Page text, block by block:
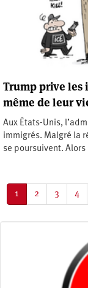
Trump prive les
même de leur
Aux États-Unis,
immigrés. Malgré la
se poursuivent.
Page
courante
1 Page
2 Page
3 4